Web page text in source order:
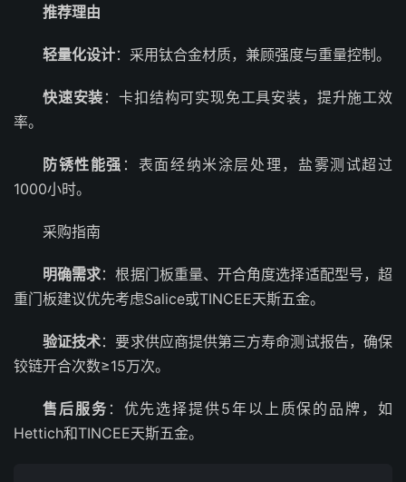
推荐理由
轻量化设计：采用钛合金材质，兼顾强度与重量控制。
快速安装 ：卡扣结构可实现免工具安装，提升施工效
率。
防锈性能强 ：表面经纳米涂层处理，盐雾测试超过
1000小时。
采购指南
明确需求：根据门板重量、开合角度选择适配型号，超
重门板建议优先考虑Salice或TINCEE天斯五金。
验证技术：要求供应商提供第三方寿命测试报告，确保
铰链开合次数≥15万次。
售后服务 ：优先选择提供5年以上质保的品牌，如
Hettich和TINCEE天斯五金。